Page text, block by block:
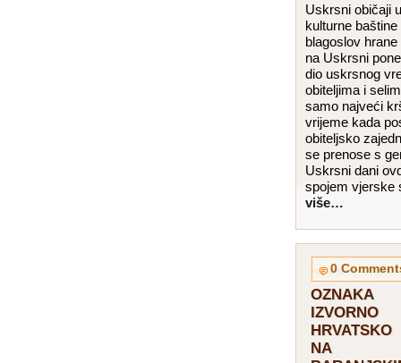
Uskrsni običaji
kulturne
blagoslov
na Uskrsni
dio uskrsnog
obiteljima i
samo najveći
vrijeme kada
obiteljsko
se prenose s
Uskrsni dani
spojem vjerske
više…
0
OZNAKA
IZVORNO
HRVATSKO
NA